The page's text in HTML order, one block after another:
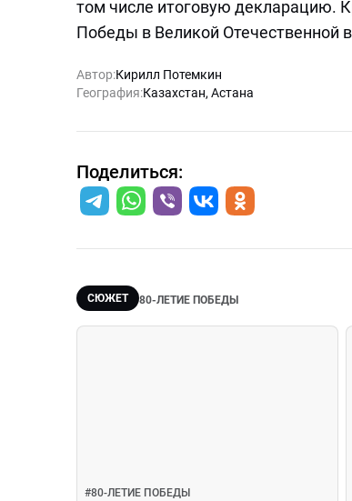
том числе итоговую декларацию.
Победы в Великой Отечественной
Автор:Кирилл Потемкин
География:Казахстан, Астана
Поделиться:
СЮЖЕТ 80-ЛЕТИЕ ПОБЕДЫ
#80-ЛЕТИЕ ПОБЕДЫ